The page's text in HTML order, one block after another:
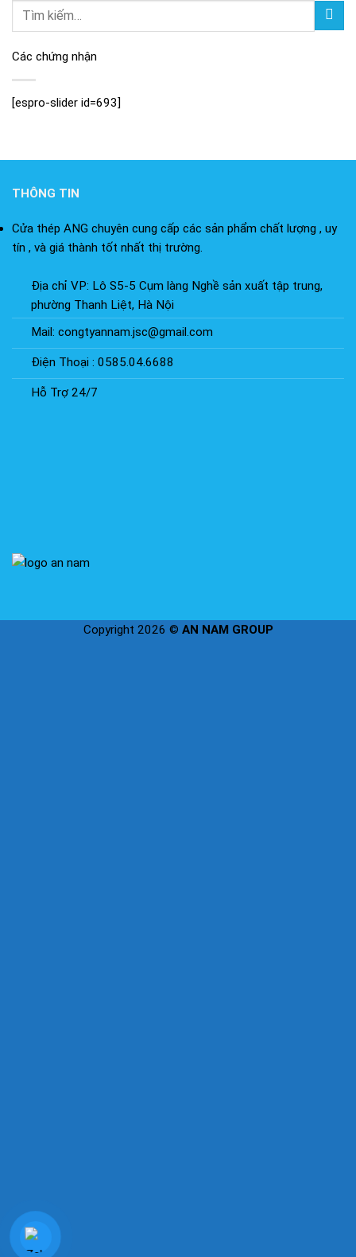
Các chứng nhận
[espro-slider id=693]
THÔNG TIN
Cửa thép ANG chuyên cung cấp các sản phẩm chất lượng , uy
tín , và giá thành tốt nhất thị trường.
Địa chỉ VP: Lô S5-5 Cụm làng Nghề sản xuất tập trung,
phường Thanh Liệt, Hà Nội
Mail: congtyannam.jsc@gmail.com
Điện Thoại : 0585.04.6688
Hỗ Trợ 24/7
Copyright 2026 © AN NAM GROUP